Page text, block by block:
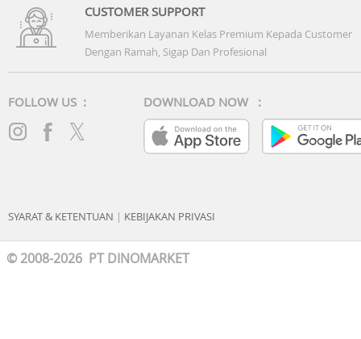
CUSTOMER SUPPORT
Memberikan Layanan Kelas Premium Kepada Customer
Dengan Ramah, Sigap Dan Profesional
FOLLOW US : DOWNLOAD NOW :
SYARAT & KETENTUAN | KEBIJAKAN PRIVASI
© 2008-2026 PT DINOMARKET